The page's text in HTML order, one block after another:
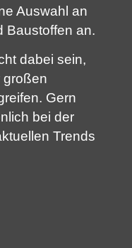
Auswahl an
Baustoffen an.
dabei sein,
großen
Gern
bei der
Trends